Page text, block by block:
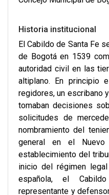
Historia institucional
El Cabildo de Santa Fe
de Bogotá en 1539
autoridad civil en las
altiplano. En principio
regidores, un escribano
tomaban decisiones
solicitudes de
nombramiento del
general en el
establecimiento del
inicio del régimen
española, el
representante y